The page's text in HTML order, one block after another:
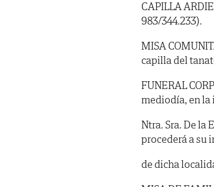
CAPILLA
983/344.233).
MISA
capilla del
FUNERAL
mediodía, en
Ntra. Sra. De la
procederá a su
de dicha